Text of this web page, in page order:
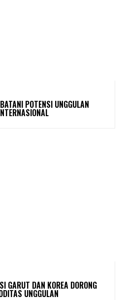
POTENSI UNGGULAN
GARUT DAN KOREA DORONG
UNGGULAN